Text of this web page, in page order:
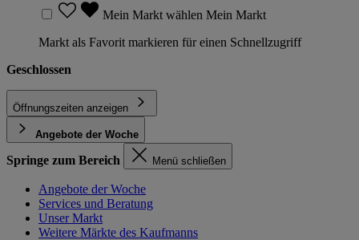
Mein Markt wählen Mein Markt
Markt als Favorit markieren für einen Schnellzugriff
Geschlossen
Öffnungszeiten anzeigen
Angebote der Woche
Springe zum Bereich Menü schließen
Angebote der Woche
Services und Beratung
Unser Markt
Weitere Märkte des Kaufmanns